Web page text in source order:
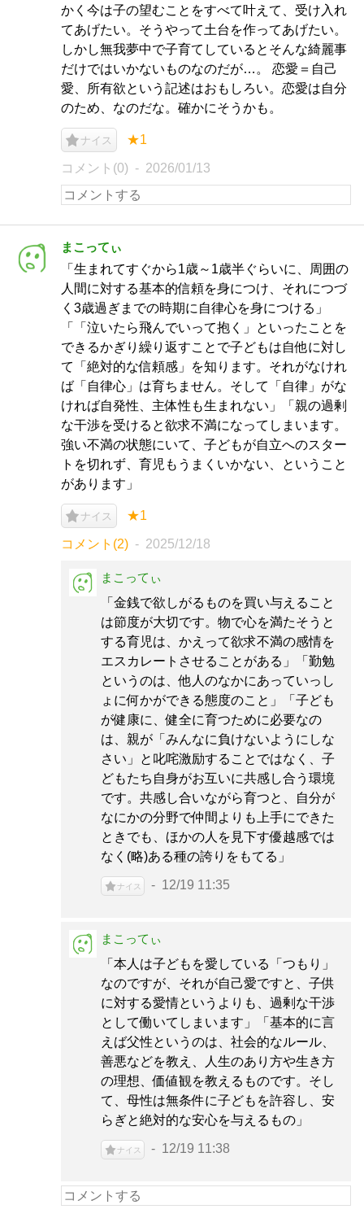
かく今は子の望むことをすべて叶えて、受け入れ
てあげたい。そうやって土台を作ってあげたい。
しかし無我夢中で子育てしているとそんな綺麗事
だけではいかないものなのだが…。 恋愛＝自己
愛、所有欲という記述はおもしろい。恋愛は自分
のため、なのだな。確かにそうかも。
ナイス ★1
コメント(0) 2026/01/13
まこってぃ
「生まれてすぐから1歳～1歳半ぐらいに、周囲の
人間に対する基本的信頼を身につけ、それにつづ
く3歳過ぎまでの時期に自律心を身につける」
「「泣いたら飛んでいって抱く」といったことを
できるかぎり繰り返すことで子どもは自他に対し
て「絶対的な信頼感」を知ります。それがなけれ
ば「自律心」は育ちません。そして「自律」がな
ければ自発性、主体性も生まれない」「親の過剰
な干渉を受けると欲求不満になってしまいます。
強い不満の状態にいて、子どもが自立へのスター
トを切れず、育児もうまくいかない、ということ
があります」
ナイス ★1
コメント(2) 2025/12/18
まこってぃ
「金銭で欲しがるものを買い与えること
は節度が大切です。物で心を満たそうと
する育児は、かえって欲求不満の感情を
エスカレートさせることがある」「勤勉
というのは、他人のなかにあっていっし
ょに何かができる態度のこと」「子ども
が健康に、健全に育つために必要なの
は、親が「みんなに負けないようにしな
さい」と叱咤激励することではなく、子
どもたち自身がお互いに共感し合う環境
です。共感し合いながら育つと、自分が
なにかの分野で仲間よりも上手にできた
ときでも、ほかの人を見下す優越感では
なく(略)ある種の誇りをもてる」
ナイス 12/19 11:35
まこってぃ
「本人は子どもを愛している「つもり」
なのですが、それが自己愛ですと、子供
に対する愛情というよりも、過剰な干渉
として働いてしまいます」「基本的に言
えば父性というのは、社会的なルール、
善悪などを教え、人生のあり方や生き方
の理想、価値観を教えるものです。そし
て、母性は無条件に子どもを許容し、安
らぎと絶対的な安心を与えるもの」
ナイス 12/19 11:38